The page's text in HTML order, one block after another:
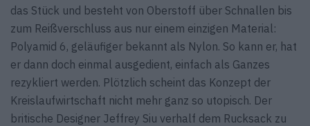
das Stück und besteht von Oberstoff über Schnallen bis
zum Reißverschluss aus nur einem einzigen Material:
Polyamid 6, geläufiger bekannt als Nylon. So kann er, hat
er dann doch einmal ausgedient, einfach als Ganzes
rezykliert werden. Plötzlich scheint das Konzept der
Kreislaufwirtschaft nicht mehr ganz so utopisch. Der
britische Designer Jeffrey Siu verhalf dem Rucksack zu